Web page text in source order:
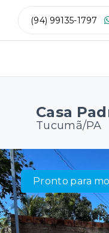
(94) 99135-1797
Casa
Tucumã/PA
Pronto para